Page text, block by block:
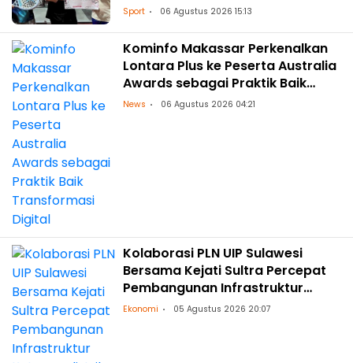
Sport 06 Agustus 2026 15:13
Kominfo Makassar Perkenalkan
Lontara Plus ke Peserta Australia
Awards sebagai Praktik Baik
Transformasi Digital
News 06 Agustus 2026 04:21
Kolaborasi PLN UIP Sulawesi
Bersama Kejati Sultra Percepat
Pembangunan Infrastruktur
Ketenagalistrikan
Ekonomi 05 Agustus 2026 20:07